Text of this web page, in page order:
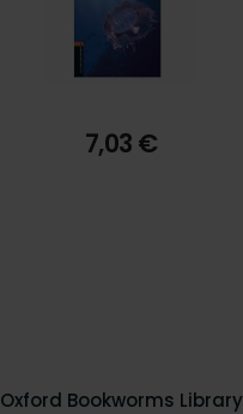
7,03 €
Oxford Bookworms Library